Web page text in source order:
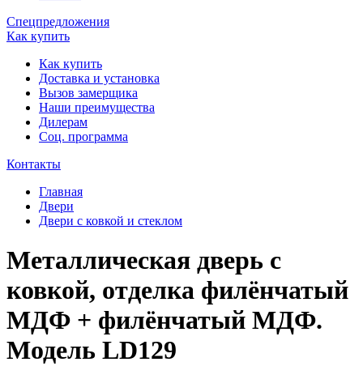
Спецпредложения
Как купить
Как купить
Доставка и установка
Вызов замерщика
Наши преимущества
Дилерам
Соц. программа
Контакты
Главная
Двери
Двери с ковкой и стеклом
Металлическая дверь с
ковкой, отделка филёнчатый
МДФ + филёнчатый МДФ.
Модель LD129